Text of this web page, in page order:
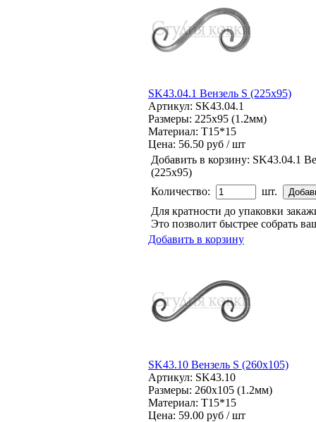
SK43.04.1 Вензель S (225х95)
Артикул: SK43.04.1
Размеры: 225x95 (1.2мм)
Материал: Т15*15
Цена: 56.50 руб / шт
Добавить в корзину: SK43.04.1
(225х95)
Количество:
шт.
Для кратности до упаковки
Это позволит быстрее собрать
Добавить в корзину
SK43.10 Вензель S (260х105)
Артикул: SK43.10
Размеры: 260x105 (1.2мм)
Материал: Т15*15
Цена: 59.00 руб / шт